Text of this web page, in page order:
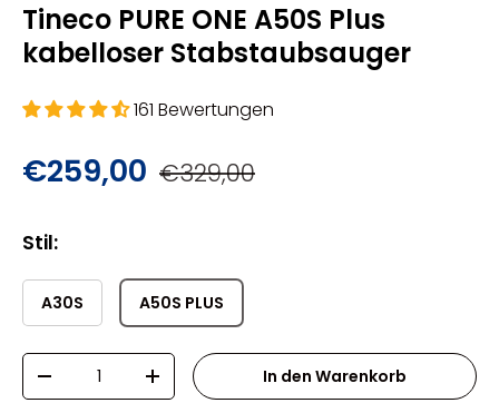
Tineco PURE ONE A50S Plus
kabelloser Stabstaubsauger
161 Bewertungen
€259,00 €329,00
Stil:
A30S A50S PLUS
Anzahl
-
+ In den Warenkorb